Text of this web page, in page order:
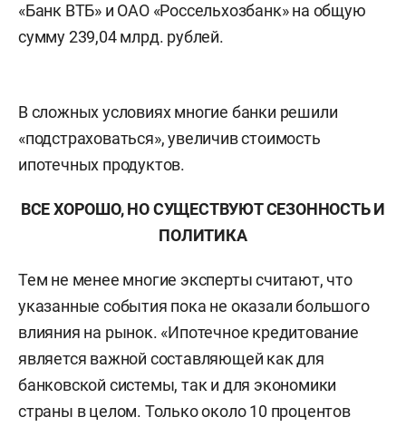
«Банк ВТБ» и ОАО «Россельхозбанк» на общую
сумму 239,04 млрд. рублей.
В сложных условиях многие банки решили
«подстраховаться», увеличив стоимость
ипотечных продуктов.
ВСЕ ХОРОШО, НО СУЩЕСТВУЮТ СЕЗОННОСТЬ И
ПОЛИТИКА
Тем не менее многие эксперты считают, что
указанные события пока не оказали большого
влияния на рынок. «Ипотечное кредитование
является важной составляющей как для
банковской системы, так и для экономики
страны в целом. Только около 10 процентов